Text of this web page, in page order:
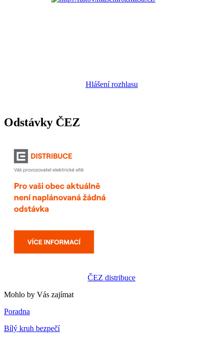
Hlášení rozhlasu
Odstávky ČEZ
ČEZ distribuce
Mohlo by Vás zajímat
Poradna
Bílý kruh bezpečí